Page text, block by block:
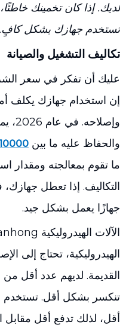
لديك. إذا كان تخمينك
تستخدم جهازك بشكل كافٍ.
تكاليف التشغيل والصيانة
عليك أن تفكر في سعر
إن استخدام جهازك يكلف
والحفاظ عليه ما بين 10000 إلى 40000
ما تقوم بمعالجته ومقدار
التكاليف. إذا تعطل
جهازًا يعمل بشكل جيد.
الهيدروليكية، تحتاج إلى
القديمة. لديهم عدد أقل من
تنكسر بشكل أقل. تستخدم
أقل، لذلك تدفع أقل مقابل